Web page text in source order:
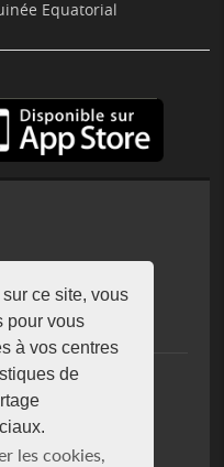
ce site, vous
pour vous
à vos centres
de
les cookies,
Equatorial